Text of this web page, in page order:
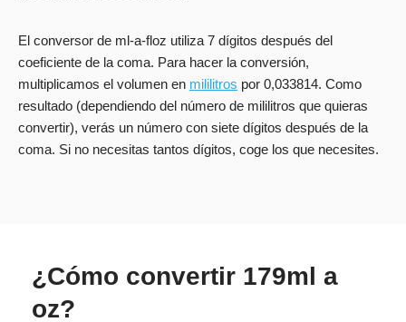
El conversor de ml-a-floz utiliza 7 dígitos después del
coeficiente de la coma. Para hacer la conversión,
multiplicamos el volumen en mililitros por 0,033814. Como
resultado (dependiendo del número de mililitros que quieras
convertir), verás un número con siete dígitos después de la
coma. Si no necesitas tantos dígitos, coge los que necesites.
¿Cómo convertir 179ml a
oz?